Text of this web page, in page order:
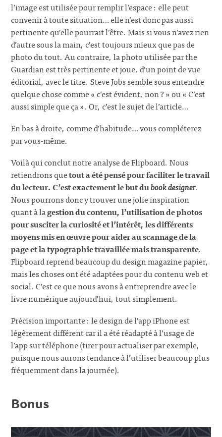
l’image est utilisée pour remplir l’espace : elle peut
convenir à toute situation… elle n’est donc pas aussi
pertinente qu’elle pourrait l’être. Mais si vous n’avez rien
d’autre sous la main, c’est toujours mieux que pas de
photo du tout. Au contraire, la photo utilisée par the
Guardian est très pertinente et joue, d’un point de vue
éditorial, avec le titre. Steve Jobs semble sous entendre
quelque chose comme « c’est évident, non ? » ou « C’est
aussi simple que ça ». Or, c’est le sujet de l’article…
En bas à droite, comme d’habitude… vous compléterez
par vous-même.
Voilà qui conclut notre analyse de Flipboard. Nous
retiendrons quetout a été pensé pour faciliter le travail
du lecteur. C’est exactement le but dubook designer.
Nous pourrons donc y trouver une jolie inspiration
quant à lagestion du contenu, l’utilisation de photos
pour susciter la curiosité et l’intérêt, les différents
moyens mis en œuvre pour aider au scannage de la
page et la typographie travaillée mais transparente.
Flipboard reprend beaucoup du design magazine papier,
mais les choses ont été adaptées pour du contenu web et
social. C’est ce que nous avons à entreprendre avec le
livre numérique aujourd’hui, tout simplement.
Précision importante : le design de l’app iPhone est
légèrement différent car il a été réadapté à l’usage de
l’app sur téléphone (tirer pour actualiser par exemple,
puisque nous aurons tendance à l’utiliser beaucoup plus
fréquemment dans la journée).
Bonus